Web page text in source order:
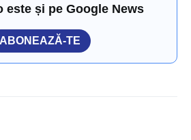
este și pe Google News
ABONEAZĂ-TE